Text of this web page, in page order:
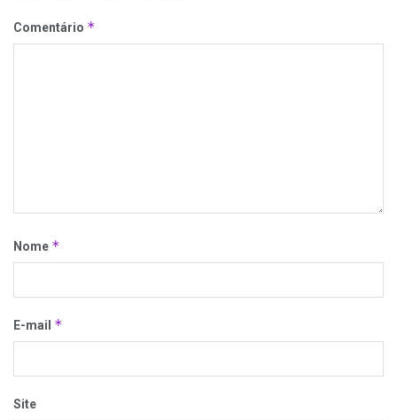
Comentário *
Nome *
E-mail *
Site